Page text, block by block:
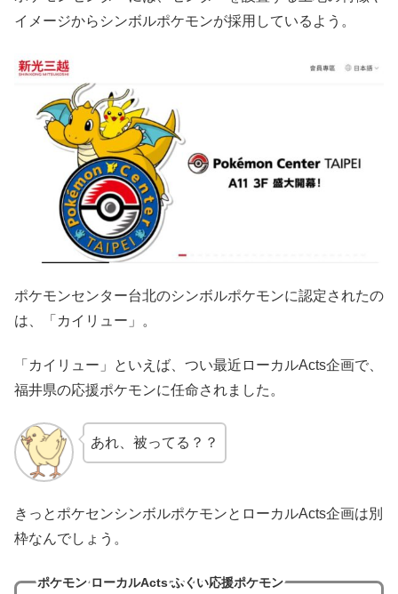
イメージからシンボルポケモンが採用しているよう。
ポケモンセンター台北のシンボルポケモンに認定されたの
は、「カイリュー」。
「カイリュー」といえば、つい最近ローカルActs企画で、
福井県の応援ポケモンに任命されました。
あれ、被ってる？？
きっとポケセンシンボルポケモンとローカルActs企画は別
枠なんでしょう。
ポケモン ローカルActs ふくい応援ポケモン